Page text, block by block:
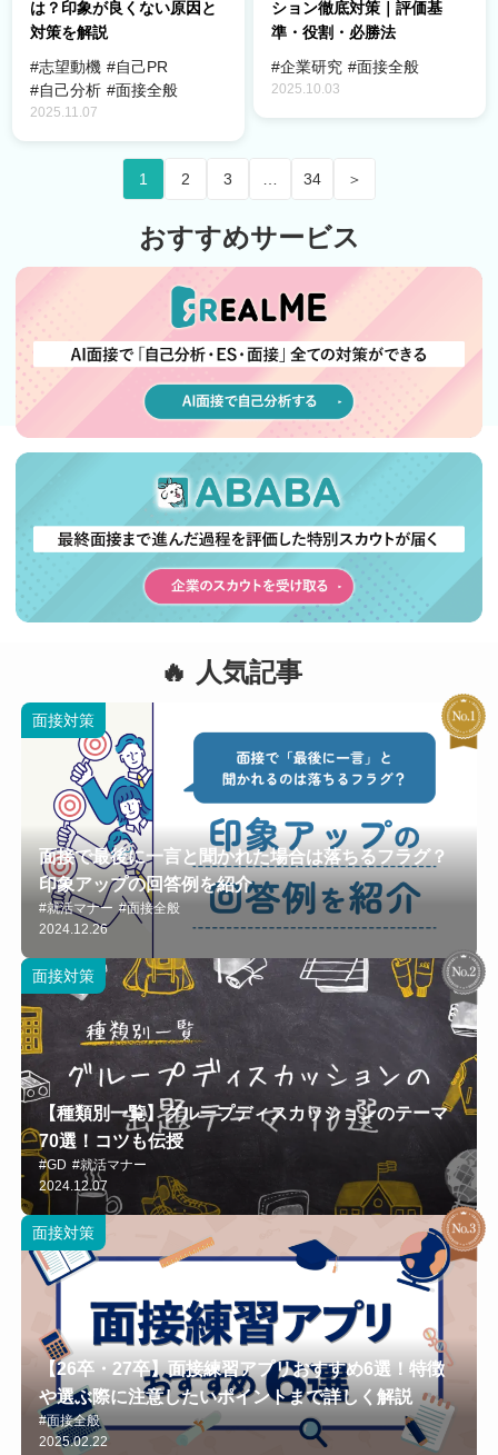
は？印象が良くない原因と
対策を解説
#志望動機 #自己PR
#自己分析 #面接全般
2025.11.07
ション徹底対策｜評価基
準・役割・必勝法
#企業研究 #面接全般
2025.10.03
1 2 3 … 34 ＞
おすすめサービス
人気記事
面接対策
面接で最後に一言と聞かれた場合は落ちるフラグ？
印象アップの回答例を紹介
#就活マナー #面接全般
2024.12.26
面接対策
【種類別一覧】グループディスカッションのテーマ
70選！コツも伝授
#GD #就活マナー
2024.12.07
面接対策
【26卒・27卒】面接練習アプリおすすめ6選！特徴
や選ぶ際に注意したいポイントまで詳しく解説
#面接全般
2025.02.22